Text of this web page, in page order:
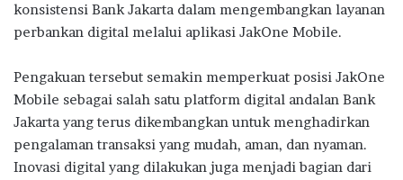
konsistensi Bank Jakarta dalam mengembangkan layanan
perbankan digital melalui aplikasi JakOne Mobile.
Pengakuan tersebut semakin memperkuat posisi JakOne
Mobile sebagai salah satu platform digital andalan Bank
Jakarta yang terus dikembangkan untuk menghadirkan
pengalaman transaksi yang mudah, aman, dan nyaman.
Inovasi digital yang dilakukan juga menjadi bagian dari